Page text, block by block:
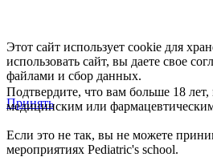
Этот сайт использует cookie для
использовать сайт, вы даете свое
файлами и сбор данных.
Принять
Подтвердите, что вам больше 18 лет,
медицинским или
Если это не так, вы не можете
мероприятиях Pediatric's school.